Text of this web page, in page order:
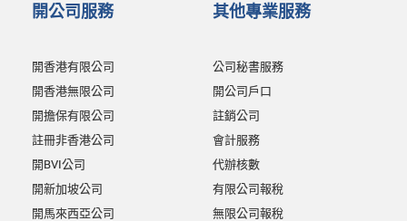
開公司服務
開香港有限公司
開香港無限公司
開擔保有限公司
註冊非香港公司
開BVI公司
開新加坡公司
開馬來西亞公司
其他專業服務
公司秘書服務
開公司戶口
註銷公司
會計服務
代辦核數
有限公司報稅
無限公司報稅